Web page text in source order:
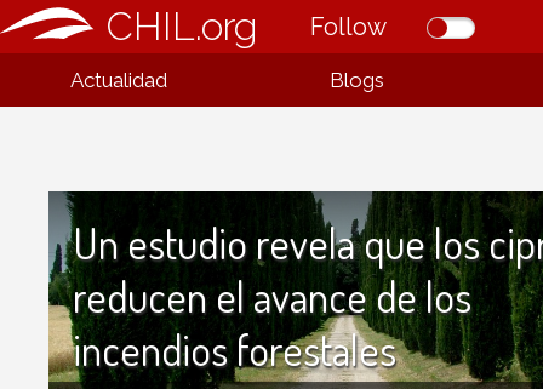
CHIL.org Follow
Actualidad Blogs
Un estudio revela que los
reducen el avance de los
incendios forestales